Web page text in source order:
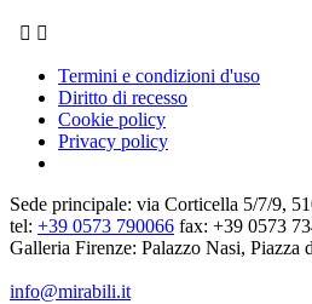
 
Termini e condizioni d'uso
Diritto di recesso
Cookie policy
Privacy policy
Sede principale: via Corticella 5/7/9,
tel: +39 0573 790066 fax: +39 0573
Galleria Firenze: Palazzo Nasi, Piazza
info@mirabili.it